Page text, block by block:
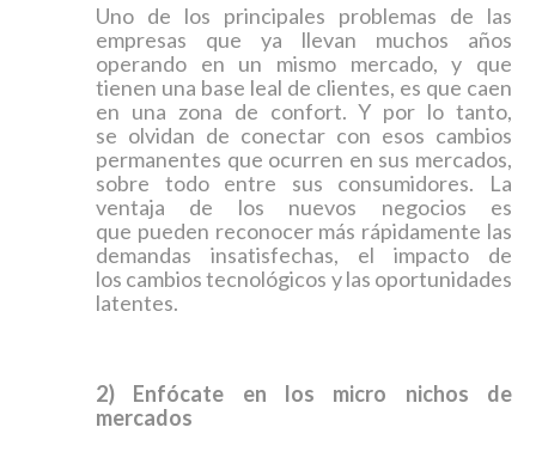
Uno de los principales problemas de las
empresas que ya llevan muchos años
operando en un mismo mercado, y que
tienen una base leal de clientes, es que caen
en una zona de confort. Y por lo tanto,
se olvidan de conectar con esos cambios
permanentes que ocurren en sus mercados,
sobre todo entre sus consumidores. La
ventaja de los nuevos negocios es
que pueden reconocer más rápidamente las
demandas insatisfechas, el impacto de
los cambios tecnológicos y las oportunidades
latentes.
2) Enfócate en los micro nichos de
mercados